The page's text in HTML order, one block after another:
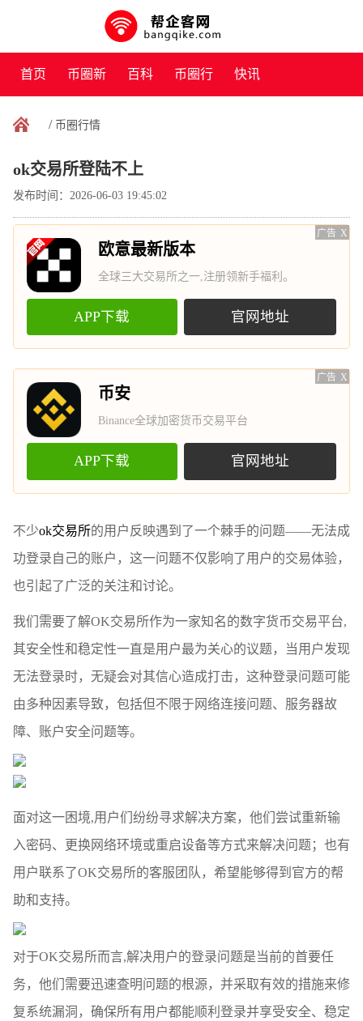
首页 币圈新
闻
百科 币圈行 快讯
/ 币圈行情
ok交易所登陆不上
发布时间：2026-06-03 19:45:02
广告 X
欧意最新版本
全球三大交易所之一,注册领新手福利。
APP下载 官网地址
广告 X
币安
Binance全球加密货币交易平台
APP下载 官网地址
不少ok交易所的用户反映遇到了一个棘手的问题——无法成
功登录自己的账户，这一问题不仅影响了用户的交易体验，
也引起了广泛的关注和讨论。
我们需要了解OK交易所作为一家知名的数字货币交易平台,
其安全性和稳定性一直是用户最为关心的议题，当用户发现
无法登录时，无疑会对其信心造成打击，这种登录问题可能
由多种因素导致，包括但不限于网络连接问题、服务器故
障、账户安全问题等。
面对这一困境,用户们纷纷寻求解决方案，他们尝试重新输
入密码、更换网络环境或重启设备等方式来解决问题；也有
用户联系了OK交易所的客服团队，希望能够得到官方的帮
助和支持。
对于OK交易所而言,解决用户的登录问题是当前的首要任
务，他们需要迅速查明问题的根源，并采取有效的措施来修
复系统漏洞，确保所有用户都能顺利登录并享受安全、稳定